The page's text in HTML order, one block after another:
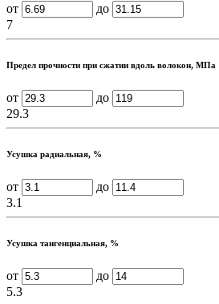
от
до
7
Предел прочности при сжатии вдоль волокон, МПа
от
до
29.3
Усушка радиальная, %
от
до
3.1
Усушка тангенциальная, %
от
до
5.3